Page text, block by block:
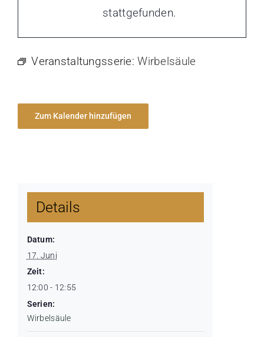
stattgefunden.
Veranstaltungsserie:Wirbelsäule
Zum Kalender hinzufügen
Details
Datum:
17. Juni
Zeit:
12:00 - 12:55
Serien:
Wirbelsäule